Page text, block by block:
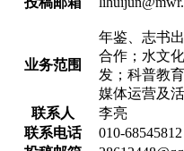
业务范围
年鉴、志书
合作；水文
发；科普教
媒体运营及
联系人
李亮
联系电话
010-68545812